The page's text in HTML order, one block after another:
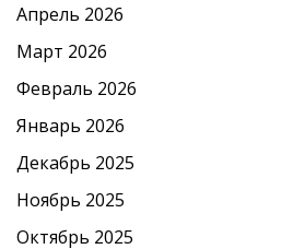
Апрель 2026
Март 2026
Февраль 2026
Январь 2026
Декабрь 2025
Ноябрь 2025
Октябрь 2025